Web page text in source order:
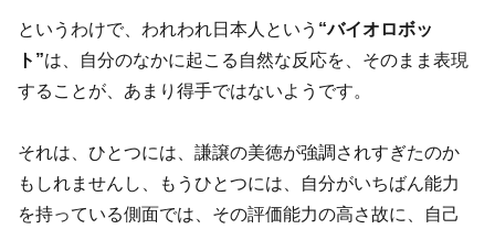
というわけで、われわれ日本人という “バイオロボッ
ト”は、自分のなかに起こる自然な反応を、そのまま表現
することが、あまり得手ではないようです。
それは、ひとつには、謙譲の美徳が強調されすぎたのか
もしれませんし、もうひとつには、自分がいちばん能力
を持っている側面では、その評価能力の高さ故に、自己